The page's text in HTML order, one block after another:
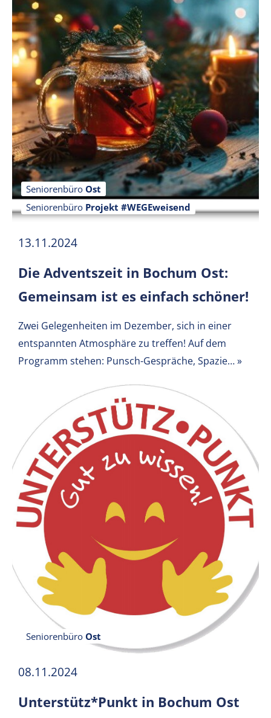
Seniorenbüro Ost
Seniorenbüro Projekt #WEGEweisend
13.11.2024
Die Adventszeit in Bochum Ost:
Gemeinsam ist es einfach schöner!
Zwei Gelegenheiten im Dezember, sich in einer
entspannten Atmosphäre zu treffen! Auf dem
Programm stehen: Punsch-Gespräche, Spazie…»
Seniorenbüro Ost
08.11.2024
Unterstütz*Punkt in Bochum Ost